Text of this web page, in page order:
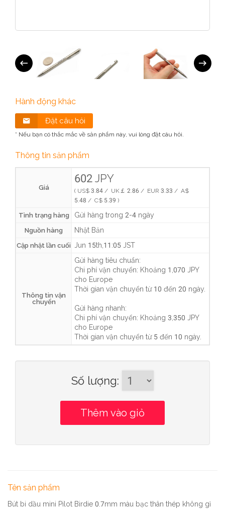
Hành động khác
Đặt câu hỏi
* Nếu bạn có thắc mắc về sản phẩm này, vui lòng đặt câu hỏi.
Thông tin sản phẩm
Giá
602 JPY
( US$ 3.84 / UK￡ 2.86 / EUR 3.33 / A$
5.48 / C$ 5.39 )
Tình trạng hàng Gửi hàng trong 2-4 ngày
Nguồn hàng Nhật Bản
Cập nhật lần cuối Jun 15th,11:05 JST
Thông tin vận
chuyển
Gửi hàng tiêu chuẩn:
Chi phí vận chuyển: Khoảng 1,070 JPY
cho Europe
Thời gian vận chuyển từ 10 đến 20 ngày.
Gửi hàng nhanh:
Chi phí vận chuyển: Khoảng 3,350 JPY
cho Europe
Thời gian vận chuyển từ 5 đến 10 ngày.
Số lượng:
Tên sản phẩm
Bút bi dầu mini Pilot Birdie 0.7mm màu bạc thân thép không gỉ